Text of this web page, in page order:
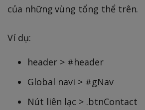
của những vùng tổng thể trên.
Ví dụ:
header > #header
Global navi > #gNav
Nút liên lạc > .btnContact